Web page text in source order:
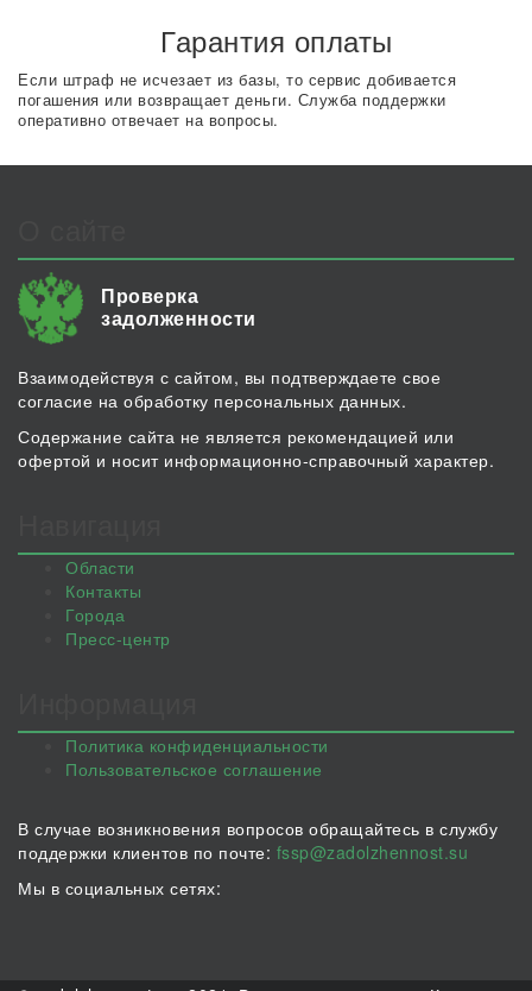
Гарантия оплаты
Если штраф не исчезает из базы, то сервис добивается
погашения или возвращает деньги. Служба поддержки
оперативно отвечает на вопросы.
Проверка
задолженности
Взаимодействуя с сайтом, вы подтверждаете свое
согласие на обработку персональных данных.
Содержание сайта не является рекомендацией или
офертой и носит информационно-справочный характер.
Области
Контакты
Города
Пресс-центр
Политика конфиденциальности
Пользовательское соглашение
В случае возникновения вопросов обращайтесь в службу
поддержки клиентов по почте: fssp@zadolzhennost.su
Мы в социальных сетях: